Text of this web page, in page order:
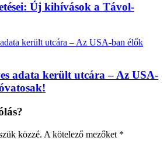
Új kihívások a Távol-
adata került utcára – Az USA-
közzé. A kötelező mezőket *